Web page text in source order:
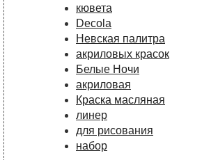
кювета
Decola
Невская палитра
акриловых красок
Белые Ночи
акриловая
Краска масляная
линер
для рисования
набор